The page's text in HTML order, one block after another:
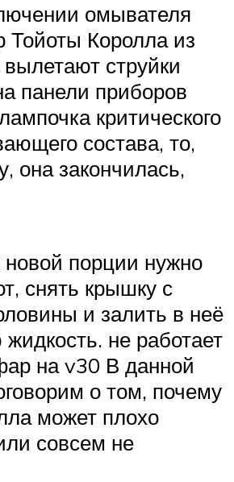
омывателя
Тойоты Королла из
струйки
панели приборов
критического
состава, то,
она закончилась,
порции нужно
снять крышку с
и залить в неё
не работает
на v30 В данной
о том, почему
может плохо
совсем не